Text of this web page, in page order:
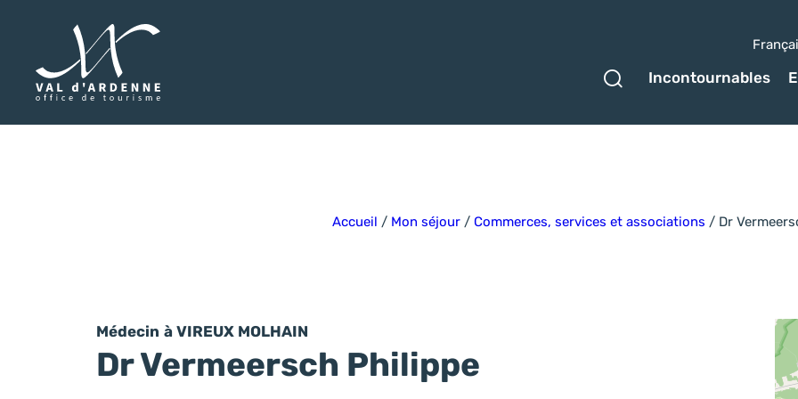
Ouvrir le formulaire
Incontournables
Accueil / Mon séjour/ Commerces, services et associations / Dr
Médecin à VIREUX MOLHAIN
Dr Vermeersch Philippe